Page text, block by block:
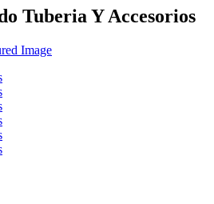
Tuberia Y Accesorios